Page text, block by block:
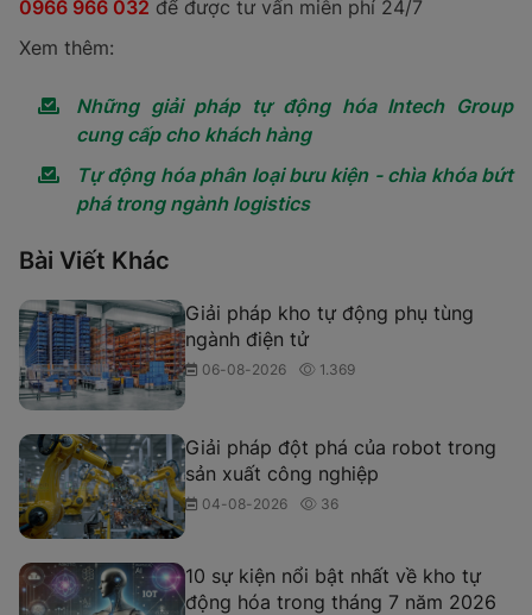
0966 966 032 để được tư vấn miễn phí 24/7
Xem thêm:
Những giải pháp tự động hóa Intech Group
cung cấp cho khách hàng
Tự động hóa phân loại bưu kiện - chìa khóa bứt
phá trong ngành logistics
Bài Viết Khác
Giải pháp kho tự động phụ tùng
ngành điện tử
06-08-2026 1.369
Giải pháp đột phá của robot trong
sản xuất công nghiệp
04-08-2026 36
10 sự kiện nổi bật nhất về kho tự
động hóa trong tháng 7 năm 2026